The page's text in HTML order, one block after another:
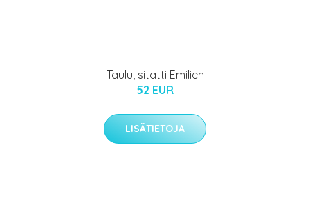
Taulu, sitatti Emilien
52 EUR
LISÄTIETOJA